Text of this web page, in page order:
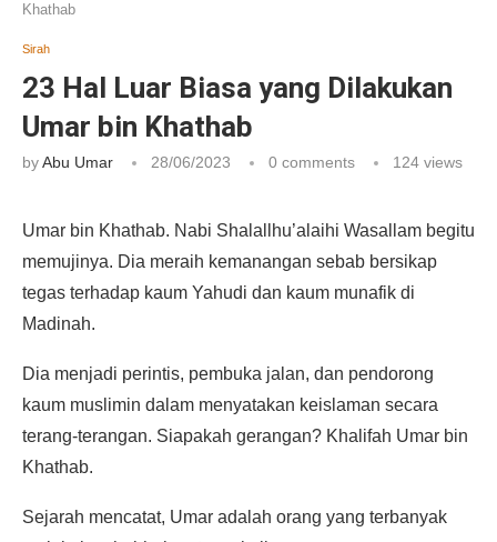
Khathab
Sirah
23 Hal Luar Biasa yang Dilakukan
Umar bin Khathab
byAbu Umar 28/06/2023 0 comments 124 views
Umar bin Khathab. Nabi Shalallhu’alaihi Wasallam begitu
memujinya. Dia meraih kemanangan sebab bersikap
tegas terhadap kaum Yahudi dan kaum munafik di
Madinah.
Dia menjadi perintis, pembuka jalan, dan pendorong
kaum muslimin dalam menyatakan keislaman secara
terang-terangan. Siapakah gerangan? Khalifah Umar bin
Khathab.
Sejarah mencatat, Umar adalah orang yang terbanyak